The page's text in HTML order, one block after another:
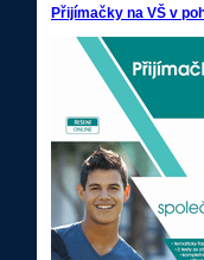
Přijímačky na VŠ v